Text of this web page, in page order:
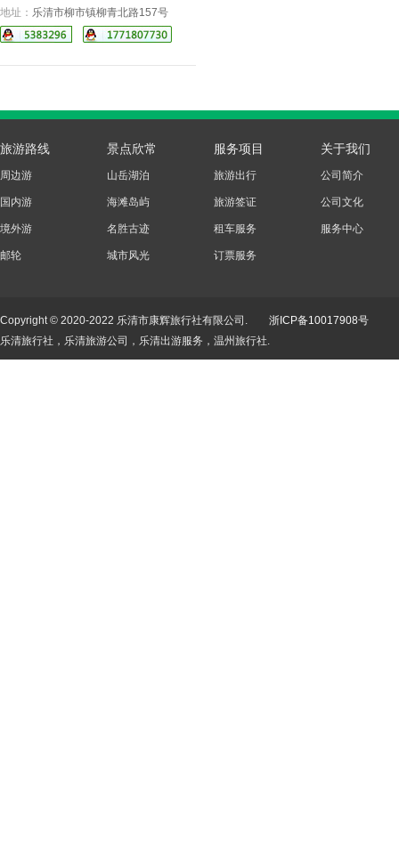
地址： 乐清市柳市镇柳青北路157号
旅游路线
周边游
国内游
境外游
邮轮
景点欣常
山岳湖泊
海滩岛屿
名胜古迹
城市风光
服务项目
旅游出行
旅游签证
租车服务
订票服务
关于我们
公司简介
公司文化
服务中心
Copyright © 2020-2022 乐清市康辉旅行社有限公司. 浙ICP备10017908号
乐清旅行社，乐清旅游公司，乐清出游服务，温州旅行社.